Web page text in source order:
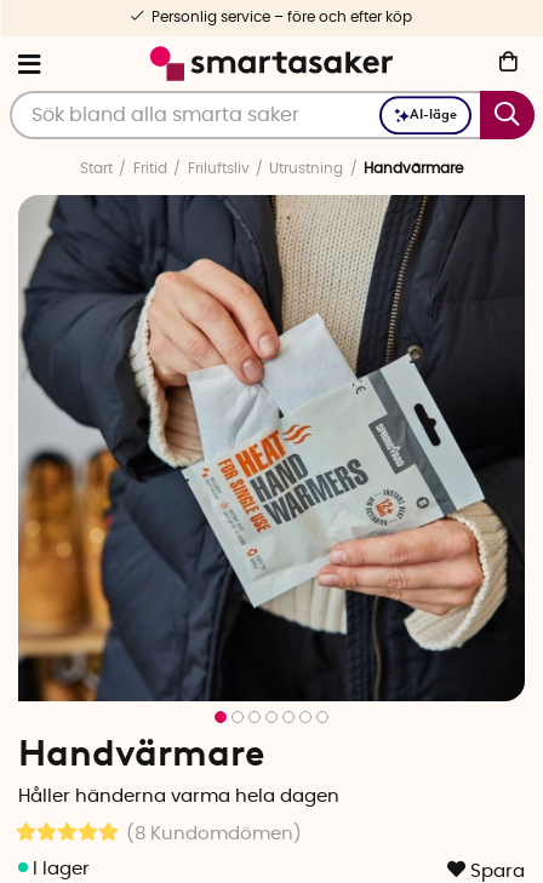
AI-läge
Personlig service – före och efter köp
Start Fritid Friluftsliv Utrustning Handvärmare
Handvärmare
Håller händerna varma hela dagen
(8 Kundomdömen )
Spara